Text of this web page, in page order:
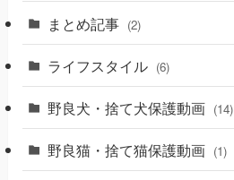
まとめ記事 (2)
ライフスタイル (6)
野良犬・捨て犬保護動画 (14)
野良猫・捨て猫保護動画 (1)